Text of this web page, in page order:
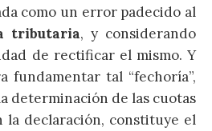
como un error padecido al
tributaria, y considerando
de rectificar el mismo. Y
fundamentar tal “fechoría”,
determinación de las cuotas
la declaración, constituye el